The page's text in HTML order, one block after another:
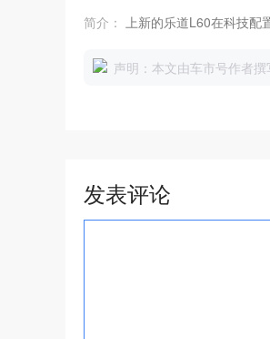
简介： 上新的乐道L60在科技配
声明：本文由车市号作者
发表评论